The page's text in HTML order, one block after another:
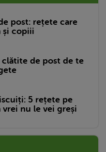
post: rețete care
și copiii
de post de te
5 rețete pe
vrei nu le vei greși